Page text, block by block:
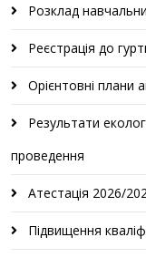
Розклад
Реєстрація до
Орієнтовні плани
Результати
проведення
Атестація 2026/
Підвищення